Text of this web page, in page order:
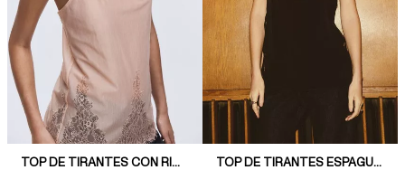
TOP DE TIRANTES CON RIBETE DE ENCAJE TOP DE TIRANTES ESPAGUETI CON DETALLES DE ENCAJE